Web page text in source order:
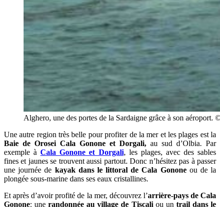
Alghero, une des portes de la Sardaigne grâce à son aéroport.
Une autre region très belle pour profiter de la mer et les plages est la
Baie de Orosei Cala Gonone et Dorgali, au sud d’Olbia. Par
exemple àCala Gonone et Dorgali, les plages, avec des sables
fines et jaunes se trouvent aussi partout. Donc n’hésitez pas à passer
une journée de kayak dans le littoral de Cala Gonone ou de la
plongée sous-marine dans ses eaux cristallines.
Et après d’avoir profité de la mer, découvrez l’arrière-pays de Cala
Gonone: unerandonnée au village de Tiscaliou un trail dans le